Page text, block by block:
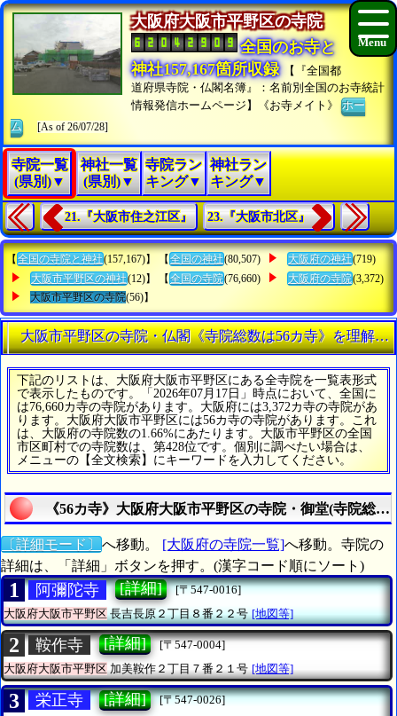
大阪府大阪市平野区の寺院
全国のお寺と
神社157,167箇所収録
【『全国都
道府県寺院・仏閣名簿』：名前別全国のお寺統計
情報発信ホームページ】《お寺メイト》ホー
ム
[As of 26/07/28]
寺院一覧
(県別)▼
神社一覧
(県別)▼
寺院ラン
キング▼
神社ラン
キング▼
21.『大阪市住之江区』 23.『大阪市北区』
【 全国の寺院と神社(157,167)】 【 全国の神社(80,507) 大阪府の神社(719)
大阪市平野区の神社(12)】 【 全国の寺院(76,660) 大阪府の寺院(3,372)
大阪市平野区の寺院(56)】
大阪市平野区の寺院・仏閣《寺院総数は56カ寺》を理解す
下記のリストは、大阪府大阪市平野区にある全寺院を一覧表形式
で表示したものです。「2026年07月17日」時点において、全国に
は76,660カ寺の寺院があります。大阪府には3,372カ寺の寺院があ
ります。大阪府大阪市平野区には56カ寺の寺院があります。これ
は、大阪府の寺院数の1.66%にあたります。大阪市平野区の全国
市区町村での寺院数は、第428位です。個別に調べたい場合は、
メニューの【全文検索】にキーワードを入力してください。
《56カ寺》大阪府大阪市平野区の寺院・御堂(寺院総数
〔詳細モード〕 へ移動。 [大阪府の寺院一覧]へ移動。寺院の
詳細は、「詳細」ボタンを押す。(漢字コード順にソート)
1 阿彌陀寺 [詳細]
[〒547-0016]
大阪府大阪市平野区長吉長原２丁目８番２２号 [地図等]
2 鞍作寺 [詳細]
[〒547-0004]
大阪府大阪市平野区加美鞍作２丁目７番２１号 [地図等]
3 栄正寺 [詳細]
[〒547-0026]